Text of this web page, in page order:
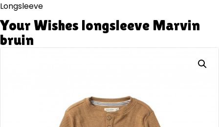
Longsleeve
Your Wishes longsleeve Marvin
bruin